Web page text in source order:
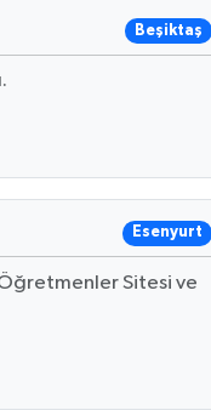
Beşiktaş
Esenyurt
Sitesi ve